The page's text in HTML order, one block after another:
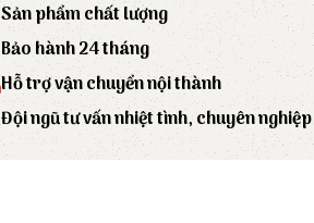
Sản phẩm chất lượng
Bảo hành 24 tháng
Hỗ trợ vận chuyển nội thành
Đội ngũ tư vấn nhiệt tình, chuyên nghiệp